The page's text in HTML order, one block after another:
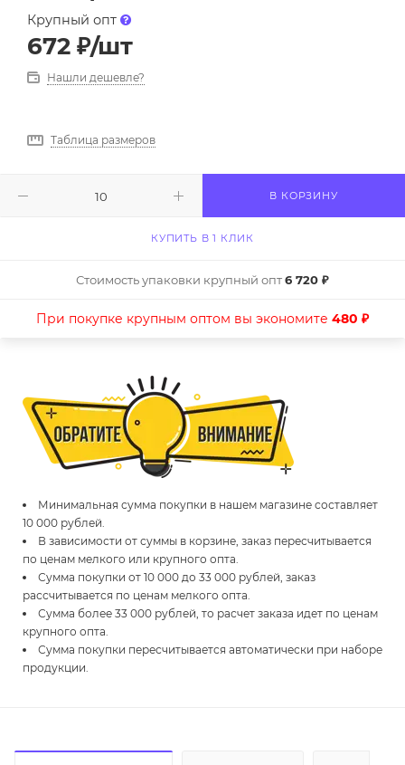
Крупный опт
672 ₽/шт
Нашли дешевле?
Таблица размеров
В КОРЗИНУ
КУПИТЬ В 1 КЛИК
Стоимость упаковки крупный опт6 720 ₽
При покупке крупным оптом вы экономите 480 ₽
Минимальная сумма покупки в нашем магазине составляет
10 000 рублей.
В зависимости от суммы в корзине, заказ пересчитывается
по ценам мелкого или крупного опта.
Сумма покупки от 10 000 до 33 000 рублей, заказ
рассчитывается по ценам мелкого опта.
Сумма более 33 000 рублей, то расчет заказа идет по ценам
крупного опта.
Сумма покупки пересчитывается автоматически при наборе
продукции.